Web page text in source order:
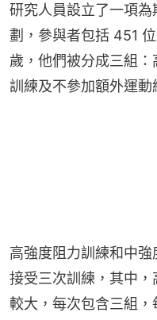
研究人員設立了一項
劃，參與者包括 451
歲，他們被分成三組
訓練及不參加額外運動
高強度阻力訓練和中
接受三次訓練，其中
較大，每次包含三組